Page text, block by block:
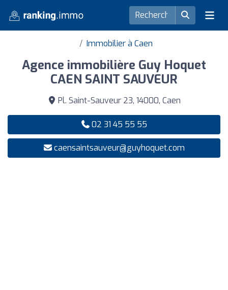
Immobilier à Caen
Agence immobilière Guy Hoquet
CAEN SAINT SAUVEUR
Pl. Saint-Sauveur 23, 14000, Caen
02 31 45 55 55
caensaintsauveur@guyhoquet.com